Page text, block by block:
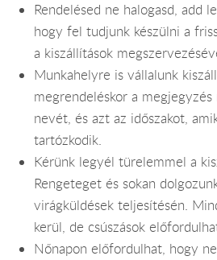
Rendelésed ne halogasd, add
hogy fel tudjunk készülni a
a kiszállítások
Munkahelyre is vállalunk
megrendeléskor a
nevét, és azt az időszakot,
tartózkodik.
Kérünk legyél türelemmel a
Rengeteget és sokan
virágküldések teljesítésén.
kerül, de csúszások
Nőnapon előfordulhat, hogy